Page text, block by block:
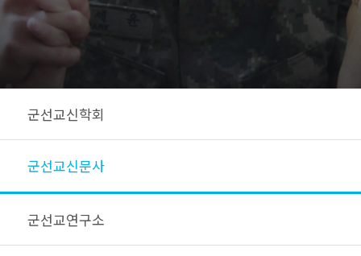
군선교신학회
군선교신문사
군선교연구소